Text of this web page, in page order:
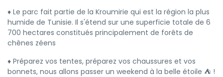
♦️ Le parc fait partie de la Kroumirie qui est la région la plus
humide de Tunisie. Il s'étend sur une superficie totale de 6
700 hectares constitués principalement de forêts de
chênes zéens
♦️ Préparez vos tentes, préparez vos chaussures et vos
bonnets, nous allons passer un weekend à la belle étoile ⛺ !